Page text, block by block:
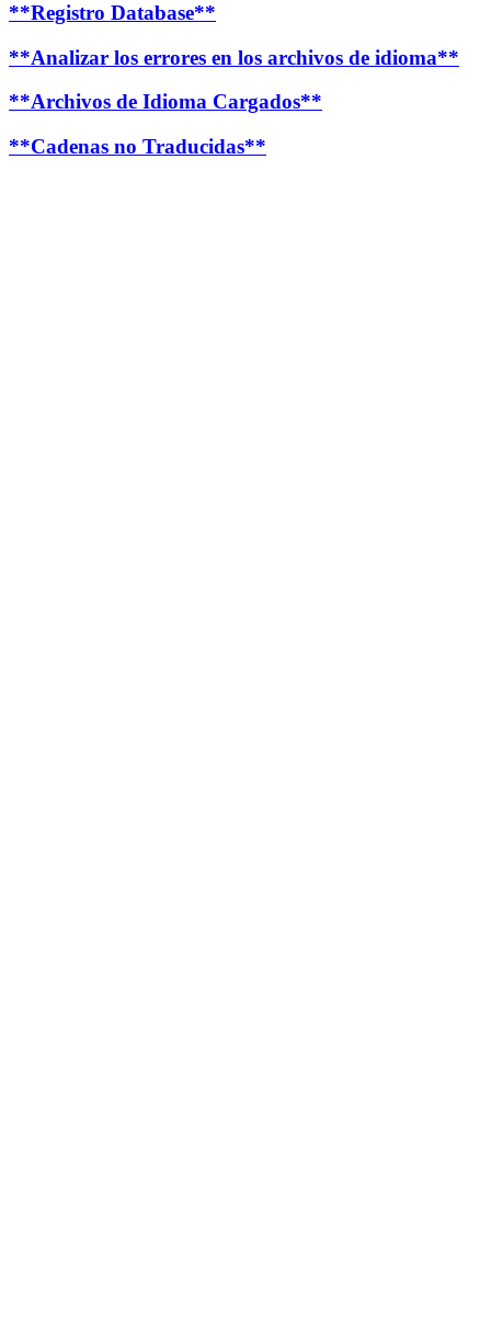
**Registro Database**
**Analizar los errores en los archivos de idioma**
**Archivos de Idioma Cargados**
**Cadenas no Traducidas**